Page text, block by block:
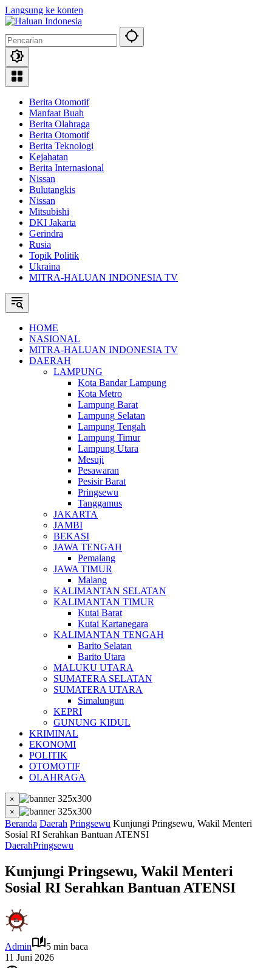
Langsung ke konten
Berita Otomotif
Manfaat Buah
Berita Olahraga
Berita Otomotif
Berita Teknologi
Kejahatan
Berita Internasional
Nissan
Bulutangkis
Nissan
Mitsubishi
DKI Jakarta
Gerindra
Rusia
Topik Politik
Ukraina
MITRA-HALUAN INDONESIA TV
HOME
NASIONAL
MITRA-HALUAN INDONESIA TV
DAERAH
LAMPUNG
Kota Bandar Lampung
Kota Metro
Lampung Barat
Lampung Selatan
Lampung Tengah
Lampung Timur
Lampung Utara
Mesuji
Pesawaran
Pesisir Barat
Pringsewu
Tanggamus
JAKARTA
JAMBI
BEKASI
JAWA TENGAH
Pemalang
JAWA TIMUR
Malang
KALIMANTAN SELATAN
KALIMANTAN TIMUR
Kutai Barat
Kutai Kartanegara
KALIMANTAN TENGAH
Barito Selatan
Barito Utara
MALUKU UTARA
SUMATERA SELATAN
SUMATERA UTARA
Simalungun
KEPRI
GUNUNG KIDUL
KRIMINAL
EKONOMI
POLITIK
OTOMOTIF
OLAHRAGA
×
×
Beranda Daerah Pringsewu Kunjungi Pringsewu, Wakil Menteri
Sosial RI Serahkan Bantuan ATENSI
DaerahPringsewu
Kunjungi Pringsewu, Wakil Menteri
Sosial RI Serahkan Bantuan ATENSI
Admin
5 min baca
11 Juni 2026